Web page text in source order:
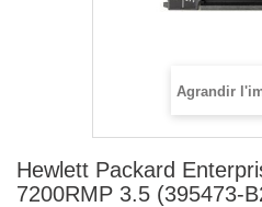
Agrandir
Hewlett Packard
7200RMP 3.5 (395473-